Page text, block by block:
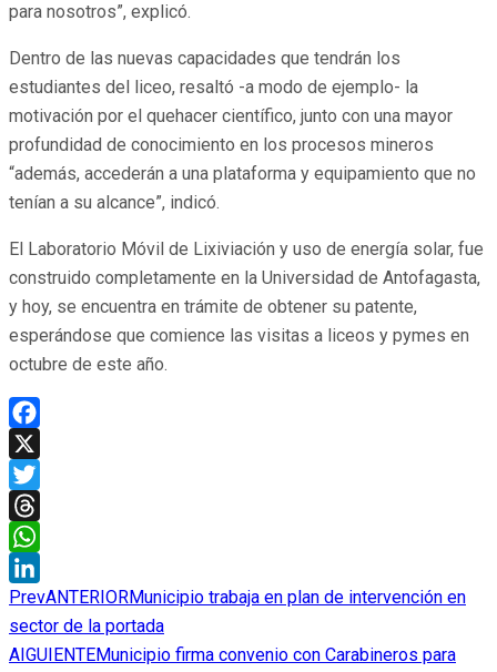
para nosotros”, explicó.
Dentro de las nuevas capacidades que tendrán los
estudiantes del liceo, resaltó -a modo de ejemplo- la
motivación por el quehacer científico, junto con una mayor
profundidad de conocimiento en los procesos mineros
“además, accederán a una plataforma y equipamiento que no
tenían a su alcance”, indicó.
El Laboratorio Móvil de Lixiviación y uso de energía solar, fue
construido completamente en la Universidad de Antofagasta,
y hoy, se encuentra en trámite de obtener su patente,
esperándose que comience las visitas a liceos y pymes en
octubre de este año.
Facebook
X
Twitter
Threads
WhatsApp
LinkedIn
PrevANTERIORMunicipio trabaja en plan de intervención en
sector de la portada
AIGUIENTEMunicipio firma convenio con Carabineros para